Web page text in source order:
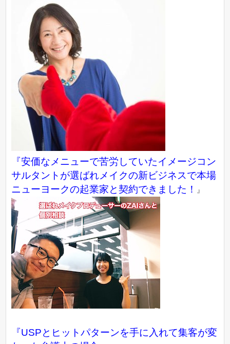
『安価なメニューで苦労していたイメージコン
サルタントが選ばれメイクの新ビジネスで本場
ニューヨークの起業家と契約できました！
』
『USPとヒットパターンを手に入れて集客が変